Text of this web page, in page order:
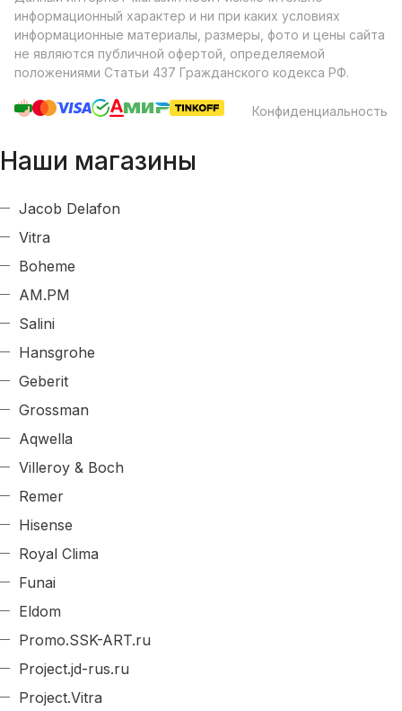
информационный характер и ни при каких условиях
информационные материалы, размеры, фото и цены сайта
не являются публичной офертой, определяемой
положениями Статьи 437 Гражданского кодекса РФ.
Конфиденциальность
Наши магазины
Jacob Delafon
Vitra
Boheme
AM.PM
Salini
Hansgrohe
Geberit
Grossman
Aqwella
Villeroy & Boch
Remer
Hisense
Royal Clima
Funai
Eldom
Promo.SSK-ART.ru
Project.jd-rus.ru
Project.Vitra